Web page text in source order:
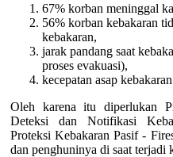
67% korban meninggal
56% korban kebakaran
kebakaran,
jarak pandang saat
proses evakuasi),
kecepatan asap
Oleh karena itu diperlukan
Deteksi dan Notifikasi
Proteksi Kebakaran Pasif -
dan penghuninya di saat terjadi